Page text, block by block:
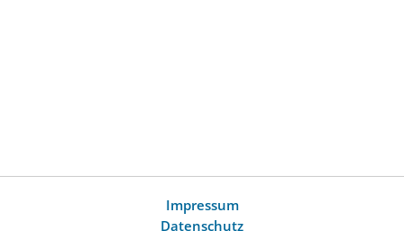
Impressum
Datenschutz